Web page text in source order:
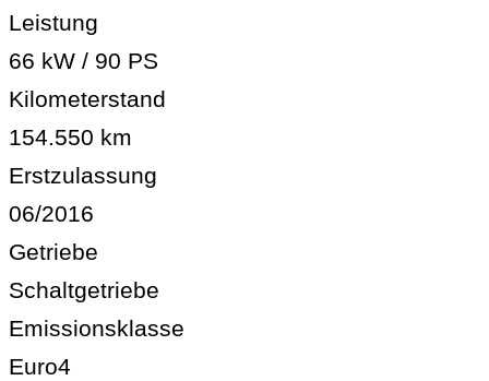
Leistung
66 kW / 90 PS
Kilometerstand
154.550 km
Erstzulassung
06/2016
Getriebe
Schaltgetriebe
Emissionsklasse
Euro4